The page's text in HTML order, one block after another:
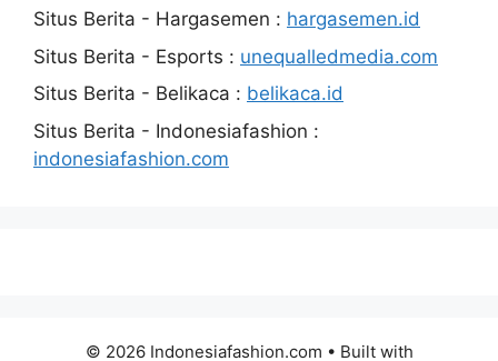
Situs Berita - Hargasemen : hargasemen.id
Situs Berita - Esports : unequalledmedia.com
Situs Berita - Belikaca : belikaca.id
Situs Berita - Indonesiafashion :
indonesiafashion.com
© 2026 Indonesiafashion.com • Built with